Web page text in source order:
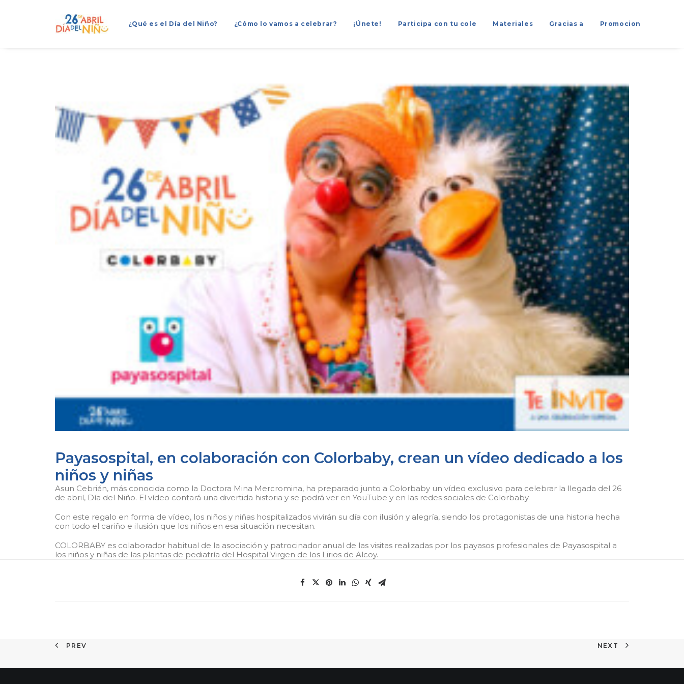
¿Qué es el Día del Niño? ¿Cómo lo vamos a celebrar? ¡Únete! Participa con tu cole Materiales Gracias a Promocion
Payasospital, en colaboración con Colorbaby, crean un vídeo dedicado a los
niños y niñas
Asun Cebrián, más conocida como la Doctora Mina Mercromina, ha preparado junto a Colorbaby un vídeo exclusivo para celebrar la llegada del 26
de abril, Día del Niño. El vídeo contará una divertida historia y se podrá ver en YouTube y en las redes sociales de Colorbaby.
Con este regalo en forma de vídeo, los niños y niñas hospitalizados vivirán su día con ilusión y alegría, siendo los protagonistas de una historia hecha
con todo el cariño e ilusión que los niños en esa situación necesitan.
COLORBABY es colaborador habitual de la asociación y patrocinador anual de las visitas realizadas por los payasos profesionales de Payasospital a
los niños y niñas de las plantas de pediatría del Hospital Virgen de los Lirios de Alcoy.
PREV NEXT